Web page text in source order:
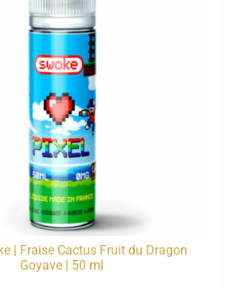
| Fraise Cactus Fruit du Dragon
Goyave | 50 ml